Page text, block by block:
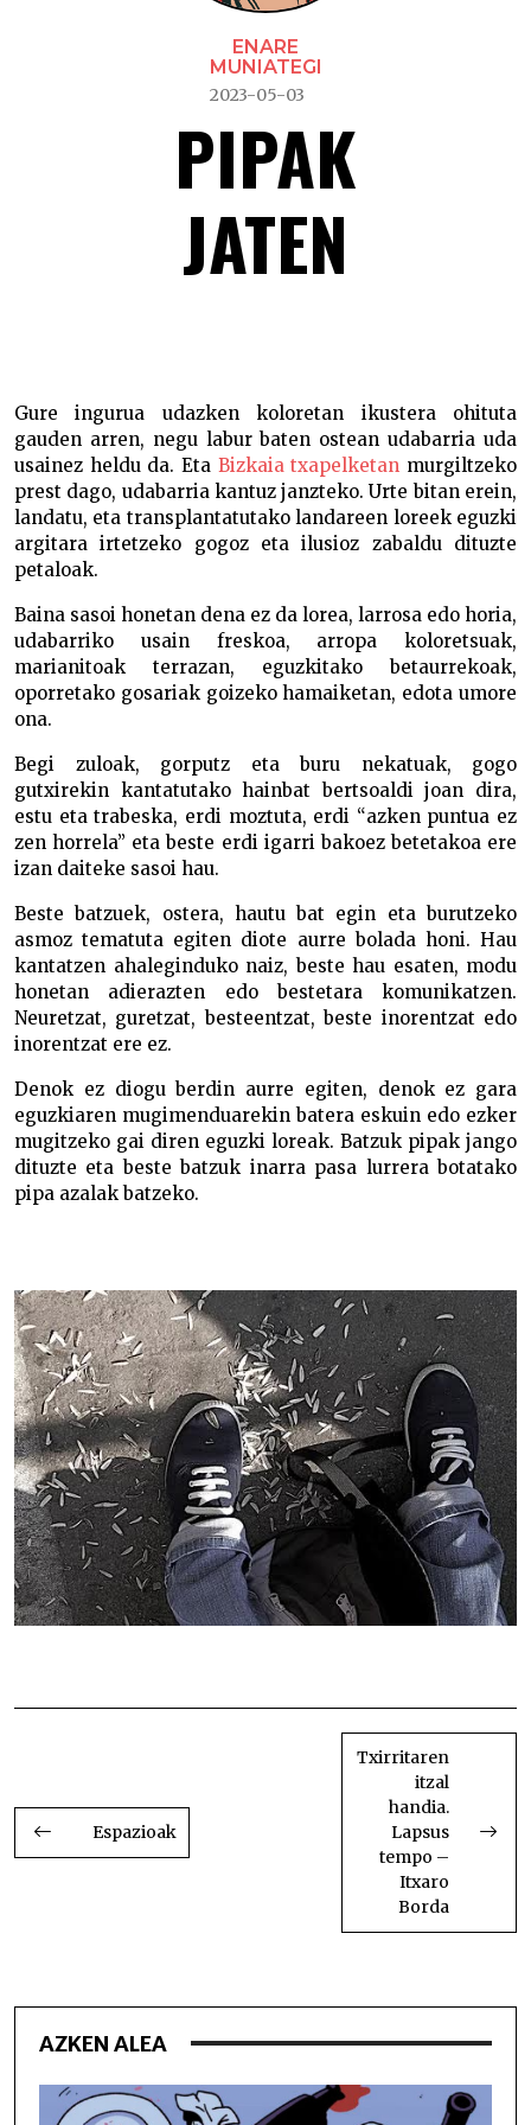
ENARE
MUNIATEGI
2023-05-03
PIPAK
JATEN
Gure ingurua udazken koloretan ikustera ohituta
gauden arren, negu labur baten ostean udabarria uda
usainez heldu da. Eta Bizkaia txapelketan murgiltzeko
prest dago, udabarria kantuz janzteko. Urte bitan erein,
landatu, eta transplantatutako landareen loreek eguzki
argitara irtetzeko gogoz eta ilusioz zabaldu dituzte
petaloak.
Baina sasoi honetan dena ez da lorea, larrosa edo horia,
udabarriko usain freskoa, arropa koloretsuak,
marianitoak terrazan, eguzkitako betaurrekoak,
oporretako gosariak goizeko hamaiketan, edota umore
ona.
Begi zuloak, gorputz eta buru nekatuak, gogo
gutxirekin kantatutako hainbat bertsoaldi joan dira,
estu eta trabeska, erdi moztuta, erdi “azken puntua ez
zen horrela” eta beste erdi igarri bakoez betetakoa ere
izan daiteke sasoi hau.
Beste batzuek, ostera, hautu bat egin eta burutzeko
asmoz tematuta egiten diote aurre bolada honi. Hau
kantatzen ahaleginduko naiz, beste hau esaten, modu
honetan adierazten edo bestetara komunikatzen.
Neuretzat, guretzat, besteentzat, beste inorentzat edo
inorentzat ere ez.
Denok ez diogu berdin aurre egiten, denok ez gara
eguzkiaren mugimenduarekin batera eskuin edo ezker
mugitzeko gai diren eguzki loreak. Batzuk pipak jango
dituzte eta beste batzuk inarra pasa lurrera botatako
pipa azalak batzeko.
BIDALKETETAN
Espazioak
Txirritaren
itzal
handia.
Lapsus
tempo –
Itxaro
Borda
AZKEN ALEA